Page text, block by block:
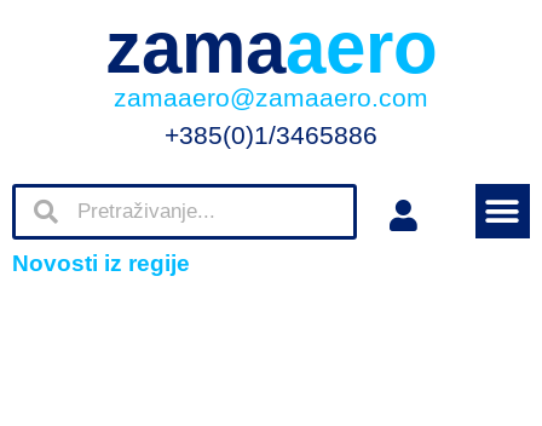
zamaaero
zamaaero@zamaaero.com
+385(0)1/3465886
Novosti iz regije